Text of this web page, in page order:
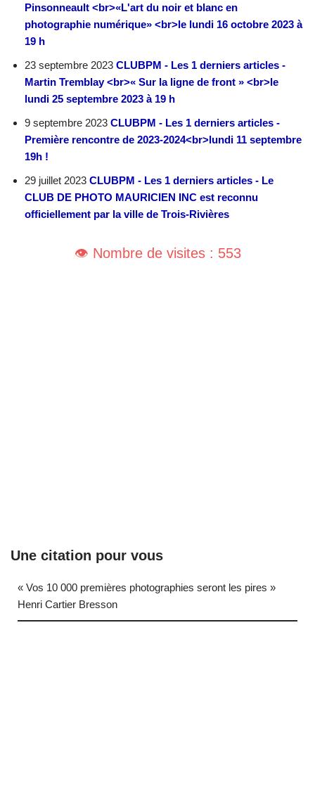
Pinsonneault <br>«L'art du noir et blanc en
photographie numérique» <br>le lundi 16 octobre 2023 à
19 h
23 septembre 2023 CLUBPM - Les 1 derniers articles -
Martin Tremblay <br>« Sur la ligne de front » <br>le
lundi 25 septembre 2023 à 19 h
9 septembre 2023 CLUBPM - Les 1 derniers articles -
Première rencontre de 2023-2024<br>lundi 11 septembre
19h !
29 juillet 2023 CLUBPM - Les 1 derniers articles - Le
CLUB DE PHOTO MAURICIEN INC est reconnu
officiellement par la ville de Trois-Rivières
👁️ Nombre de visites : 553
Une citation pour vous
« Vos 10 000 premières photographies seront les pires »
Henri Cartier Bresson